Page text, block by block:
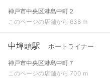
神戸市中央区港島中町２
このページの店舗から 638 m
中埠頭駅 ポートライナー
神戸市中央区港島中町７
このページの店舗から 700 m